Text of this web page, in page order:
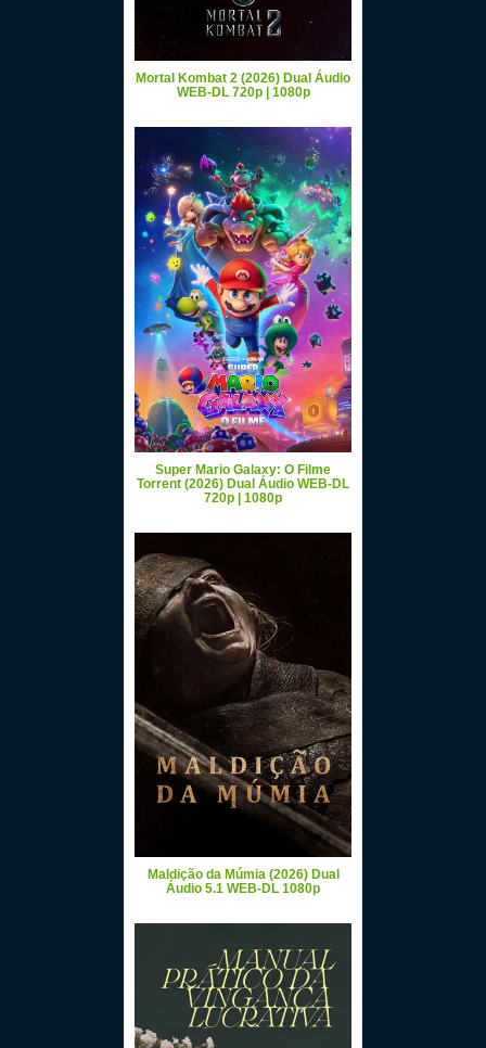
Mortal Kombat 2 (2026) Dual Áudio
WEB-DL 720p | 1080p
Super Mario Galaxy: O Filme
Torrent (2026) Dual Áudio WEB-DL
720p | 1080p
Maldição da Múmia (2026) Dual
Áudio 5.1 WEB-DL 1080p